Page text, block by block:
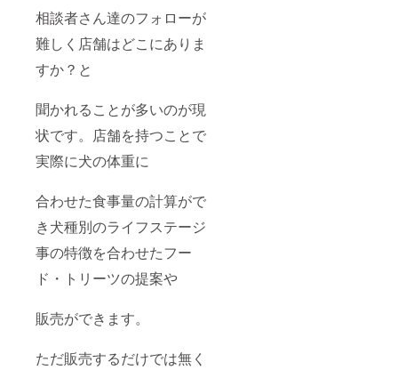
相談者さん達のフォローが
難しく店舗はどこにありま
すか？と
聞かれることが多いのが現
状です。店舗を持つことで
実際に犬の体重に
合わせた食事量の計算がで
き犬種別のライフステージ
事の特徴を合わせたフー
ド・トリーツの提案や
販売ができます。
ただ販売するだけでは無く